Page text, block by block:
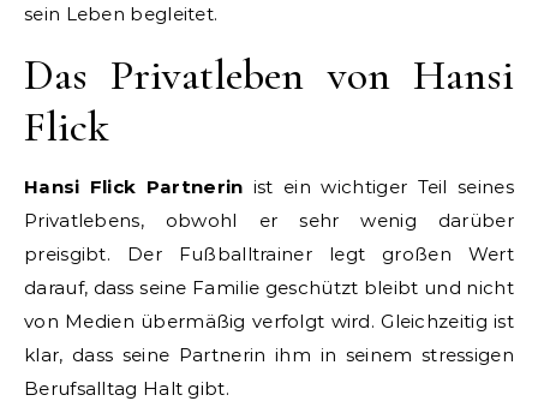
sein Leben begleitet.
Das Privatleben von Hansi
Flick
Hansi Flick Partnerin ist ein wichtiger Teil seines
Privatlebens, obwohl er sehr wenig darüber
preisgibt. Der Fußballtrainer legt großen Wert
darauf, dass seine Familie geschützt bleibt und nicht
von Medien übermäßig verfolgt wird. Gleichzeitig ist
klar, dass seine Partnerin ihm in seinem stressigen
Berufsalltag Halt gibt.